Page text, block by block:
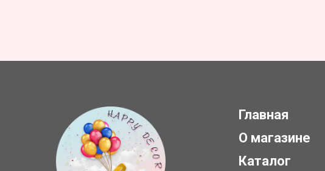
Главная
О магазине
Каталог